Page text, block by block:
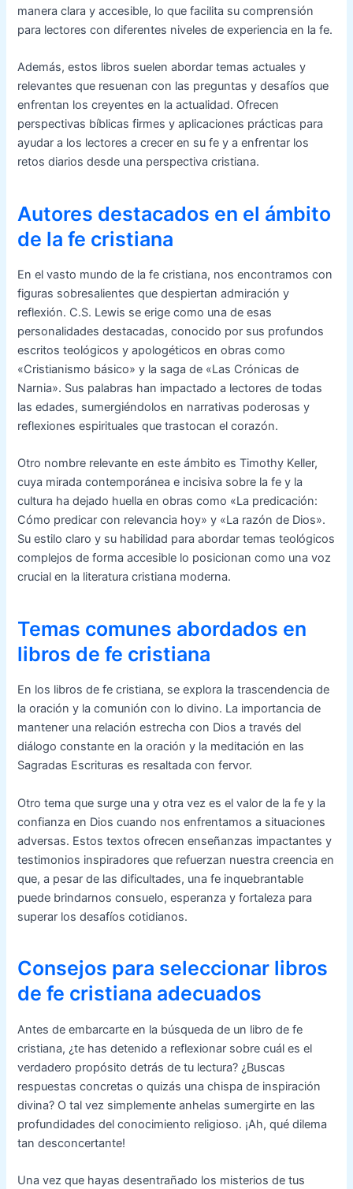
manera clara y accesible, lo que facilita su comprensión
para lectores con diferentes niveles de experiencia en la fe.
Además, estos libros suelen abordar temas actuales y
relevantes que resuenan con las preguntas y desafíos que
enfrentan los creyentes en la actualidad. Ofrecen
perspectivas bíblicas firmes y aplicaciones prácticas para
ayudar a los lectores a crecer en su fe y a enfrentar los
retos diarios desde una perspectiva cristiana.
Autores destacados en el ámbito
de la fe cristiana
En el vasto mundo de la fe cristiana, nos encontramos con
figuras sobresalientes que despiertan admiración y
reflexión. C.S. Lewis se erige como una de esas
personalidades destacadas, conocido por sus profundos
escritos teológicos y apologéticos en obras como
«Cristianismo básico» y la saga de «Las Crónicas de
Narnia». Sus palabras han impactado a lectores de todas
las edades, sumergiéndolos en narrativas poderosas y
reflexiones espirituales que trastocan el corazón.
Otro nombre relevante en este ámbito es Timothy Keller,
cuya mirada contemporánea e incisiva sobre la fe y la
cultura ha dejado huella en obras como «La predicación:
Cómo predicar con relevancia hoy» y «La razón de Dios».
Su estilo claro y su habilidad para abordar temas teológicos
complejos de forma accesible lo posicionan como una voz
crucial en la literatura cristiana moderna.
Temas comunes abordados en
libros de fe cristiana
En los libros de fe cristiana, se explora la trascendencia de
la oración y la comunión con lo divino. La importancia de
mantener una relación estrecha con Dios a través del
diálogo constante en la oración y la meditación en las
Sagradas Escrituras es resaltada con fervor.
Otro tema que surge una y otra vez es el valor de la fe y la
confianza en Dios cuando nos enfrentamos a situaciones
adversas. Estos textos ofrecen enseñanzas impactantes y
testimonios inspiradores que refuerzan nuestra creencia en
que, a pesar de las dificultades, una fe inquebrantable
puede brindarnos consuelo, esperanza y fortaleza para
superar los desafíos cotidianos.
Consejos para seleccionar libros
de fe cristiana adecuados
Antes de embarcarte en la búsqueda de un libro de fe
cristiana, ¿te has detenido a reflexionar sobre cuál es el
verdadero propósito detrás de tu lectura? ¿Buscas
respuestas concretas o quizás una chispa de inspiración
divina? O tal vez simplemente anhelas sumergirte en las
profundidades del conocimiento religioso. ¡Ah, qué dilema
tan desconcertante!
Una vez que hayas desentrañado los misterios de tus